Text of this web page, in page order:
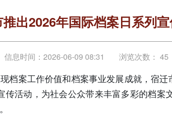
出2026年国际档案日系列
信息时间：2026-06-09 08:31 浏览次数： 45
档案工作价值和档案事业发展成就，宿
传活动，为社会公众带来丰富多彩的档案